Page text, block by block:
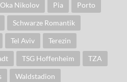
Oka Nikolov Pia Porto
Schwarze Romantik
Tel Aviv Terezin
TSG Hoffenheim TZA
Waldstadion